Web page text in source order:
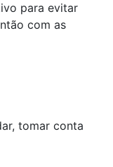
para evitar
com as
tomar conta